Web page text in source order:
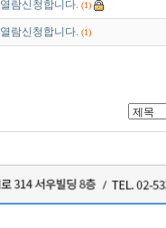
열람신청합니다. (1)
열람신청합니다. (1)